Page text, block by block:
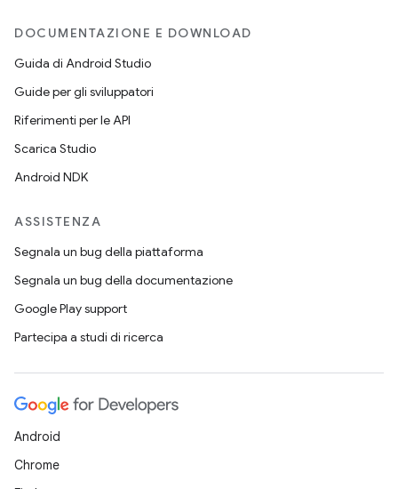
DOCUMENTAZIONE E DOWNLOAD
Guida di Android Studio
Guide per gli sviluppatori
Riferimenti per le API
Scarica Studio
Android NDK
ASSISTENZA
Segnala un bug della piattaforma
Segnala un bug della documentazione
Google Play support
Partecipa a studi di ricerca
Android
Chrome